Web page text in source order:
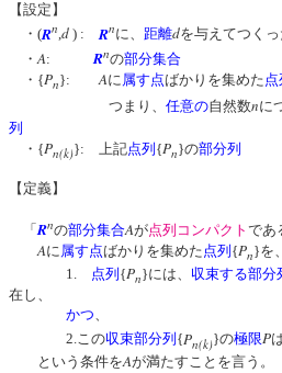
【設定】
・(Rn,d ) : Rnに、 距離dを与えてつくっ
・A:Rnの部分集合
・{Pn}:Aに属す点ばかりを集めた点
つまり、 任意の自然数nに
列
・{Pn(k)}: 上記点列 {Pn}の部分列
【定義】
「 Rnの部分集合Aが点列コンパクト であ
Aに 属す 点ばかりを集めた 点列 {Pn}を
1.
点列{Pn}には、 収束する部分
在し、
かつ、
2.この収束部分列 {Pn(k)}の極限P
という条件をAが満たすことを言う。